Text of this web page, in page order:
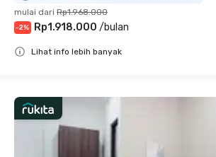
mulai dari Rp1.968.000
-2% Rp1.918.000 /bulan
Lihat info lebih banyak